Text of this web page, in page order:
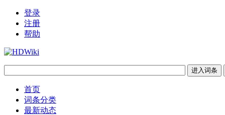
登录
注册
帮助
首页
词条分类
最新动态